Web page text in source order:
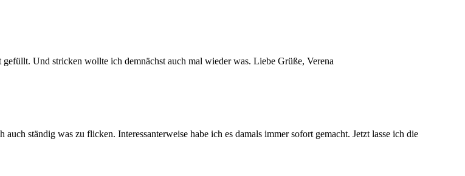
Und stricken wollte ich demnächst auch mal wieder was. Liebe Grüße, Verena
ständig was zu flicken. Interessanterweise habe ich es damals immer sofort gemacht. Jetzt lasse ich die